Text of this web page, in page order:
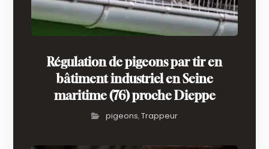
Régulation de pigeons par tir en
bâtiment industriel en Seine
maritime (76) proche Dieppe
pigeons,Trappeur